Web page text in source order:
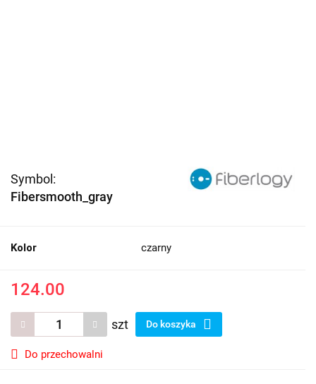
Symbol:
Fibersmooth_gray
Kolor czarny
124.00
szt Do koszyka
Do przechowalni